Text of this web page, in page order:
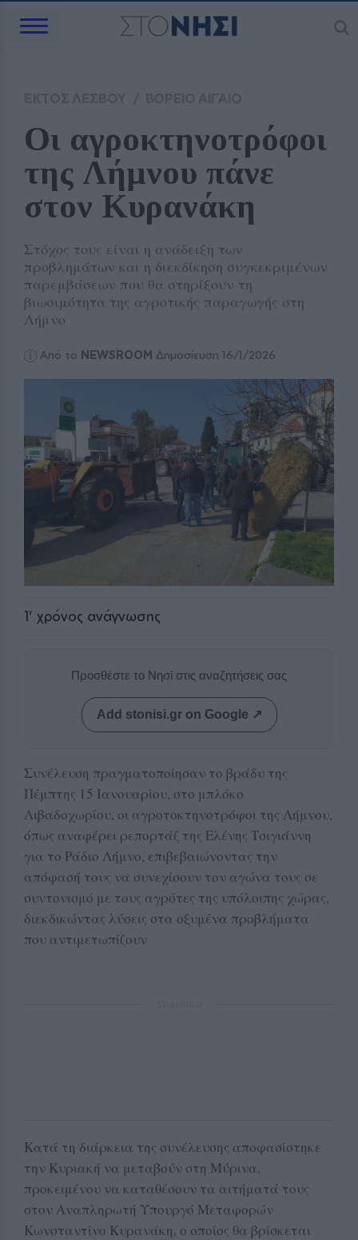
Οι αγροκτηνοτρόφοι
της Λήμνου πάνε
στον Κυρανάκη
Στόχος τους είναι η ανάδειξη των
προβλημάτων και η διεκδίκηση συγκεκριμένων
παρεμβάσεων που θα στηρίξουν τη
βιωσιμότητα της αγροτικής παραγωγής στη
Λήμνο
Από το NEWSROOM Δημοσίευση 16/1/2026
1' χρόνος ανάγνωσης
Προσθέστε το Νησί στις αναζητήσεις σας
Add stonisi.gr on Google ↗
Συνέλευση πραγματοποίησαν το βράδυ της
Πέμπτης 15 Ιανουαρίου, στο μπλόκο
Λιβαδοχωρίου, οι αγροτοκτηνοτρόφοι της Λήμνου,
όπως αναφέρει ρεπορτάζ της Ελένης Τσιγιάννη
για το Ράδιο Λήμνο, επιβεβαιώνοντας την
απόφασή τους να συνεχίσουν τον αγώνα τους σε
συντονισμό με τους αγρότες της υπόλοιπης χώρας,
διεκδικώντας λύσεις στα οξυμένα προβλήματα
που αντιμετωπίζουν
Κατά τη διάρκεια της συνέλευσης αποφασίστηκε
την Κυριακή να μεταβούν στη Μύρινα,
προκειμένου να καταθέσουν τα αιτήματά τους
στον Αναπληρωτή Υπουργό Μεταφορών
Κωνσταντίνο Κυρανάκη, ο οποίος θα βρίσκεται